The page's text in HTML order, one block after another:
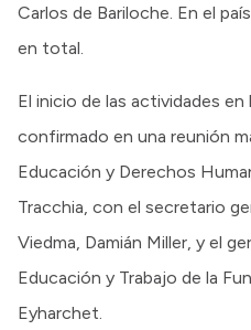
Carlos de Bariloche. En el
en total.
El inicio de las actividades
confirmado en una reunión
Educación y Derechos
Tracchia, con el secretario
Viedma, Damián Miller, y el
Educación y Trabajo de la
Eyharchet.